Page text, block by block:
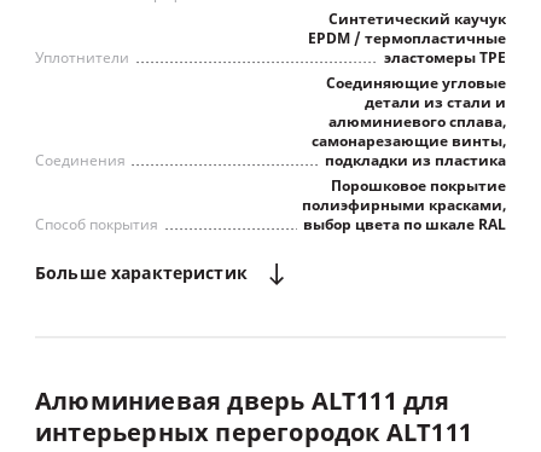
Синтетический каучук
EPDM / термопластичные
эластомеры TPE
Уплотнители
Соединяющие угловые
детали из стали и
алюминиевого сплава,
самонарезающие винты,
подкладки из пластика
Соединения
Порошковое покрытие
полиэфирными красками,
выбор цвета по шкале RAL
Способ покрытия
Большехарактеристик
Алюминиевая дверь ALT111 для
интерьерных перегородок ALT111